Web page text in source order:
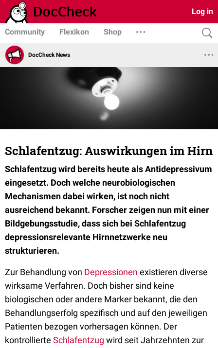
Log in
Community Flexikon Shop
DocCheck News
Schlafentzug: Auswirkungen im Hirn
Schlafentzug wird bereits heute als Antidepressivum
eingesetzt. Doch welche neurobiologischen
Mechanismen dabei wirken, ist noch nicht
ausreichend bekannt. Forscher zeigen nun mit einer
Bildgebungsstudie, dass sich bei Schlafentzug
depressionsrelevante Hirnnetzwerke neu
strukturieren.
Zur Behandlung von Depressionen existieren diverse
wirksame Verfahren. Doch bisher sind keine
biologischen oder andere Marker bekannt, die den
Behandlungserfolg spezifisch und auf den jeweiligen
Patienten bezogen vorhersagen können. Der
kontrollierte Schlafentzug wird seit Jahrzehnten zur